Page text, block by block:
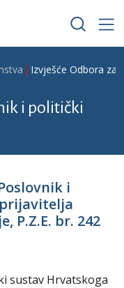
Izvješće Odbora za
i politički
i
P.Z.E. br. 242
sustav Hrvatskoga